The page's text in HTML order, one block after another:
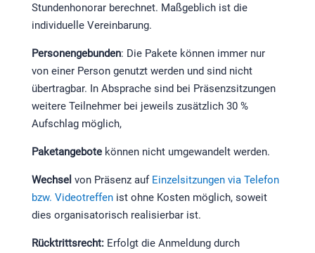
Stundenhonorar berechnet. Maßgeblich ist die
individuelle Vereinbarung.
Personengebunden: Die Pakete können immer nur
von einer Person genutzt werden und sind nicht
übertragbar. In Absprache sind bei Präsenzsitzungen
weitere Teilnehmer bei jeweils zusätzlich 30 %
Aufschlag möglich,
Paketangebotekönnen nicht umgewandelt werden.
Wechsel von Präsenz auf Einzelsitzungen via Telefon
bzw. Videotreffenist ohne Kosten möglich, soweit
dies organisatorisch realisierbar ist.
Rücktrittsrecht: Erfolgt die Anmeldung durch